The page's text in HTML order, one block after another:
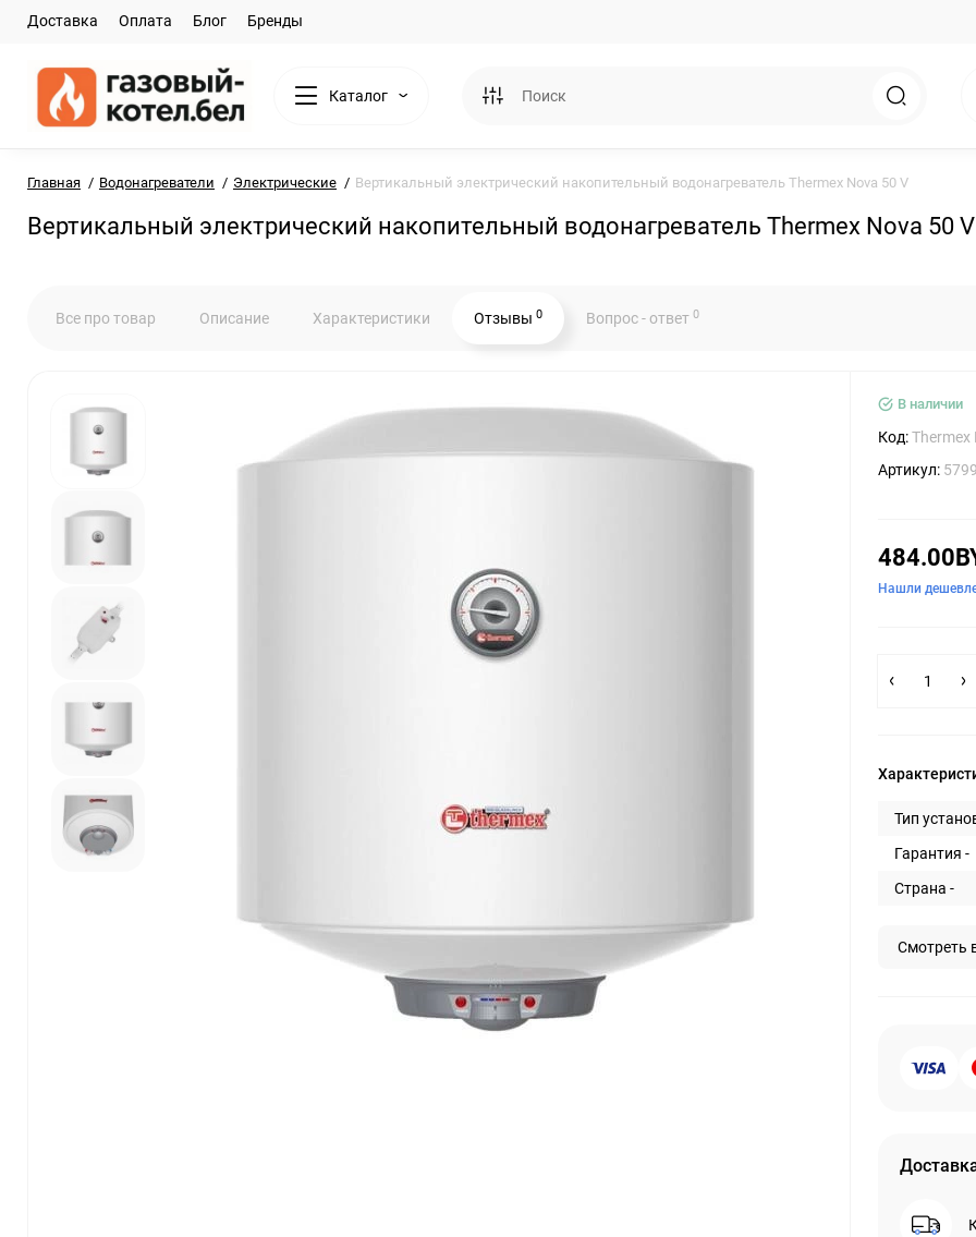
Доставка Оплата Блог Бренды
Каталог
Главная Водонагреватели Электрические Вертикальный электрический накопительный водонагреватель Thermex Nova 50 V
Вертикальный электрический накопительный водонагреватель Thermex Nova 50 V
Все про товар Описание Характеристики Отзывы 0 Вопрос - ответ 0
В наличии
Код:Thermex
Артикул:
Нашли
Тип
Гарантия -
Страна -
Смотреть